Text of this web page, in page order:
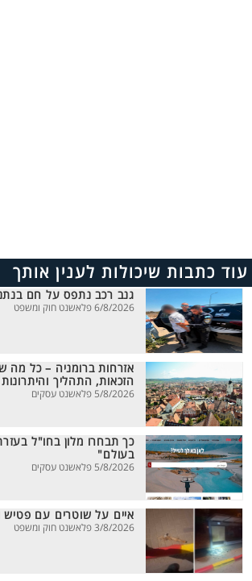
עוד כתבות שיכולות לענין אותך
גנב רכב נתפס על חם
6/8/2026 פלאשנט חוק ומשפט
אזרחות ברומניה – כל מה
הזכאות, התהליך והיתרונות
5/8/2026 פלאשנט עסקים
כך תבחרו מלון בחו"ל
בעולם"
5/8/2026 פלאשנט עסקים
איים על שוטרים עם פטיש
3/8/2026 פלאשנט חוק ומשפט